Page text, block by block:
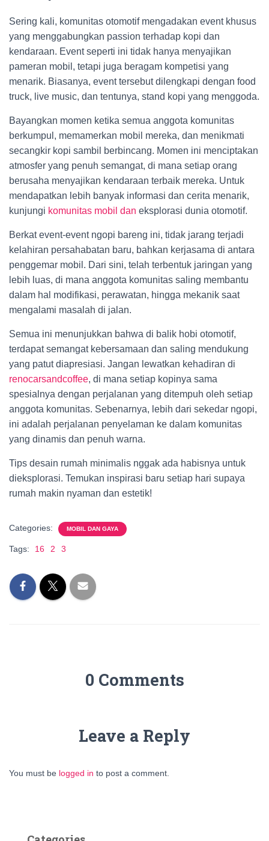
Sering kali, komunitas otomotif mengadakan event khusus
yang menggabungkan passion terhadap kopi dan
kendaraan. Event seperti ini tidak hanya menyajikan
pameran mobil, tetapi juga beragam kompetisi yang
menarik. Biasanya, event tersebut dilengkapi dengan food
truck, live music, dan tentunya, stand kopi yang menggoda.
Bayangkan momen ketika semua anggota komunitas
berkumpul, memamerkan mobil mereka, dan menikmati
secangkir kopi sambil berbincang. Momen ini menciptakan
atmosfer yang penuh semangat, di mana setiap orang
berusaha menyajikan kendaraan terbaik mereka. Untuk
mendapatkan lebih banyak informasi dan cerita menarik,
kunjungi komunitas mobil dan eksplorasi dunia otomotif.
Berkat event-event ngopi bareng ini, tidak jarang terjadi
kelahiran persahabatan baru, bahkan kerjasama di antara
penggemar mobil. Dari sini, telah terbentuk jaringan yang
lebih luas, di mana anggota komunitas saling membantu
dalam hal modifikasi, perawatan, hingga mekanik saat
mengalami masalah di jalan.
Semua ini menunjukkan bahwa di balik hobi otomotif,
terdapat semangat kebersamaan dan saling mendukung
yang patut diapresiasi. Jangan lewatkan kehadiran di
renocarsandcoffee, di mana setiap kopinya sama
spesialnya dengan perjalanan yang ditempuh oleh setiap
anggota komunitas. Sebenarnya, lebih dari sekedar ngopi,
ini adalah perjalanan penyelaman ke dalam komunitas
yang dinamis dan penuh warna.
Tips desain rumah minimalis nggak ada habisnya untuk
dieksplorasi. Temukan inspirasi baru setiap hari supaya
rumah makin nyaman dan estetik!
Categories: MOBIL DAN GAYA
Tags: 16 2 3
0 Comments
Leave a Reply
You must be logged in to post a comment.